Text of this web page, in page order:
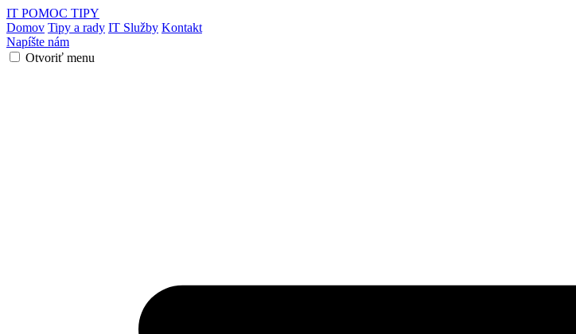
IT POMOC TIPY
Domov Tipy a rady IT Služby Kontakt
Napíšte nám
Otvoriť menu